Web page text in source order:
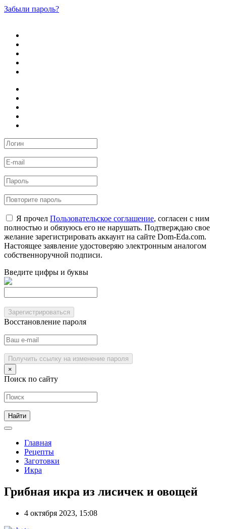
Забыли пароль?
Я прочел Пользовательское соглашение, согласен с ним
полностью и обязуюсь его не нарушать. Подтверждаю свое
желание зарегистрировать аккаунт на сайте Dom-Eda.com.
Настоящее заявление удостоверяю электронным аналогом
собственноручной подписи.
Введите цифры и буквы
Зарегистрироваться
Восстановление пароля
Получить ссылку на изменение пароля
×
Поиск по сайту
Главная
Рецепты
Заготовки
Икра
Грибная икра из лисичек и овощей
4 октября 2023, 15:08